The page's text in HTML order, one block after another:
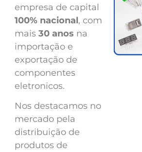
empresa de capital
100% nacional, com
mais 30 anos na
importação e
exportação de
componentes
eletronicos.
Nos destacamos no
mercado pela
distribuição de
produtos de